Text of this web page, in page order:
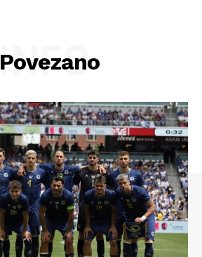
Povezano
INFO